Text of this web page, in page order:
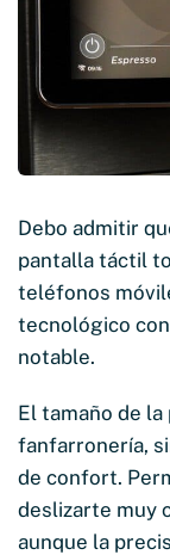
Debo admitir
pantalla táctil
teléfonos
tecnológico
notable.
El tamaño de
fanfarronería,
de confort.
deslizarte muy
aunque la